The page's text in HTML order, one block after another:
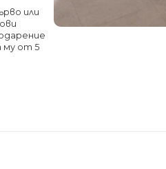
или
му от 5